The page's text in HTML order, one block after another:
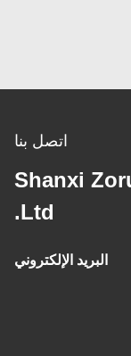
اتصل بنا
Shanxi
Ltd.
البريد الإلكتروني